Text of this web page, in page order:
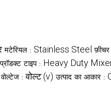
मटेरियल : Stainless Steel फ़ीचर
प्रॉडक्ट टाइप : Heavy Duty
वोल्टेज : वोल्ट (v) उत्पाद का आकार :